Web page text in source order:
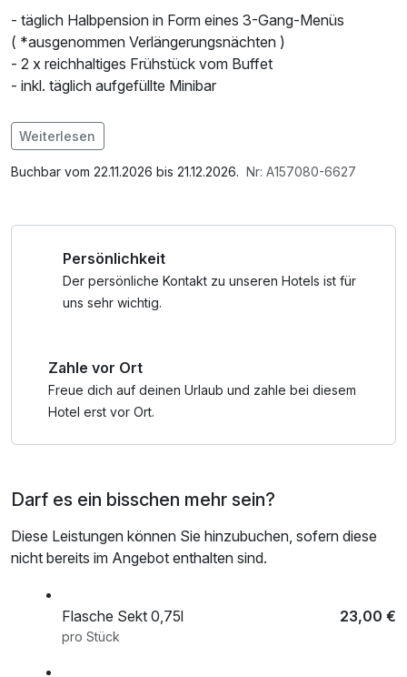
- täglich Halbpension in Form eines 3-Gang-Menüs
( *ausgenommen Verlängerungsnächten )
- 2 x reichhaltiges Frühstück vom Buffet
- inkl. täglich aufgefüllte Minibar
Im Angebot enthalten
Saunabenutzung, Saunatuch, Leihbademantel, 1 x gefüllte
Minibar, Nutzung des Fitnessbereichs, Nutzung des
Weiterlesen
Buchbar vom 22.11.2026 bis 21.12.2026. Nr: A157080-6627
Persönlichkeit
Der persönliche Kontakt zu unseren Hotels ist für
uns sehr wichtig.
Zahle vor Ort
Freue dich auf deinen Urlaub und zahle bei diesem
Hotel erst vor Ort.
Darf es ein bisschen mehr sein?
Diese Leistungen können Sie hinzubuchen, sofern diese
nicht bereits im Angebot enthalten sind.
Flasche Sekt 0,75l 23,00 €
pro Stück